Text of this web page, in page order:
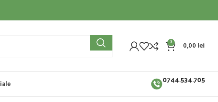
0 0,00 lei
0744.534.705